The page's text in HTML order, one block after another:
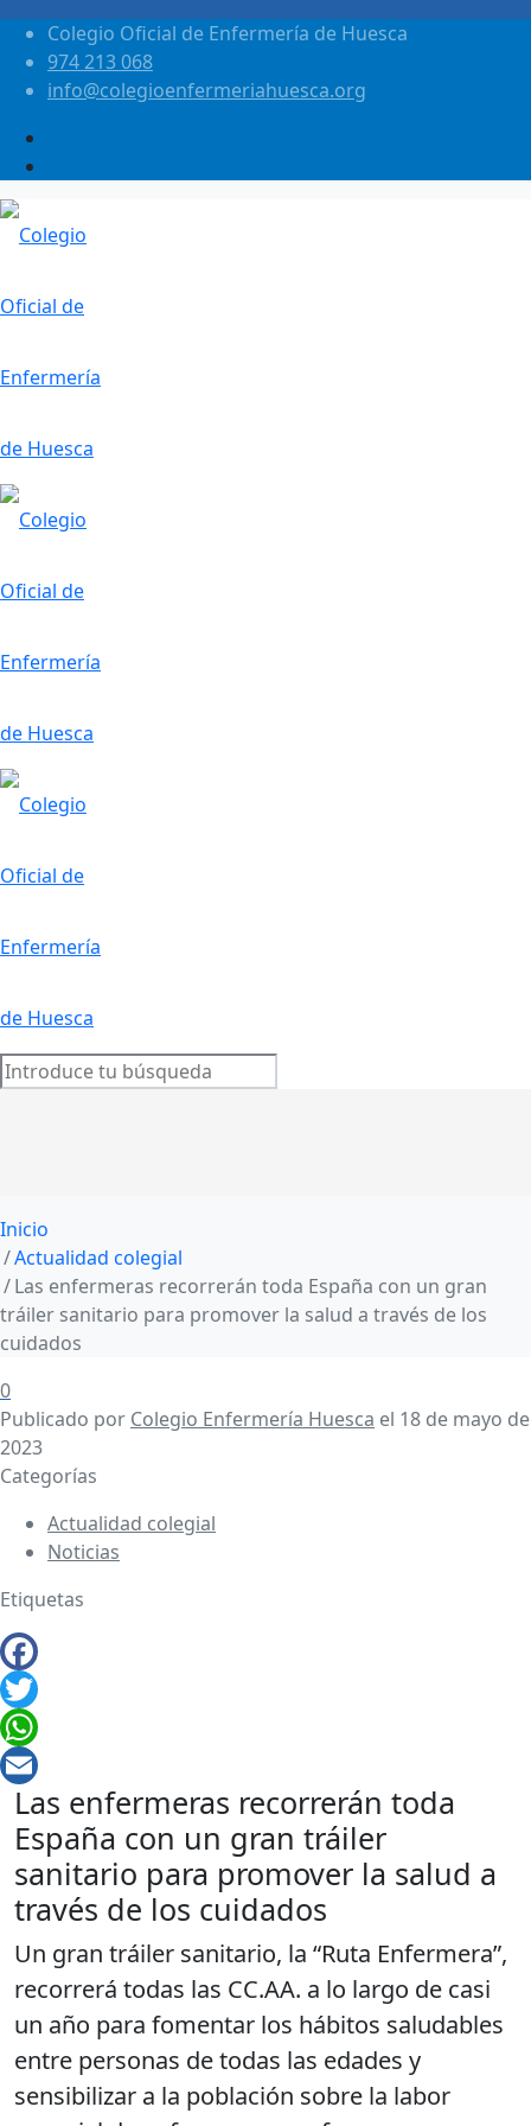
Colegio Oficial de Enfermería de Huesca
974 213 068
info@colegioenfermeriahuesca.org
Inicio
Actualidad colegial
Las enfermeras recorrerán toda España con un gran
tráiler sanitario para promover la salud a través de los
cuidados
0
Publicado por Colegio Enfermería Huesca el 18 de mayo de
2023
Categorías
Actualidad colegial
Noticias
Etiquetas
Email
Las enfermeras recorrerán toda
España con un gran tráiler
sanitario para promover la salud a
través de los cuidados
Un gran tráiler sanitario, la “Ruta Enfermera”,
recorrerá todas las CC.AA. a lo largo de casi
un año para fomentar los hábitos saludables
entre personas de todas las edades y
sensibilizar a la población sobre la labor